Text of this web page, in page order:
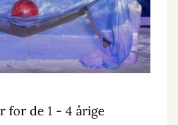
for de 1 - 4 årige